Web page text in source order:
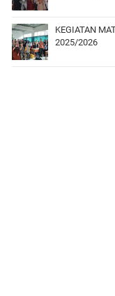
KEGIATAN
2025/2026